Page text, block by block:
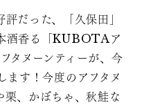
だった、「久保田」
酒香る「KUBOTAア
タヌーンティーが、今
ます！今度のアフタヌ
栗、かぼちゃ、秋鮭な